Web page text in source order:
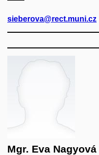
sieberova@rect.muni.cz
Mgr. Eva Nagyová